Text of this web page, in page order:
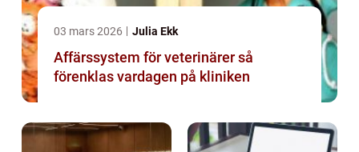
03 mars 2026 Julia Ekk
Affärssystem för veterinärer så
förenklas vardagen på kliniken